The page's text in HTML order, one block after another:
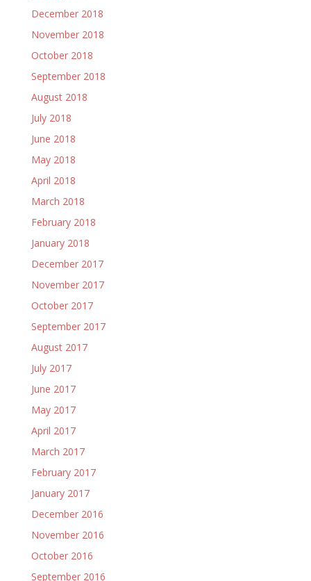
December 2018
November 2018
October 2018
September 2018
August 2018
July 2018
June 2018
May 2018
April 2018
March 2018
February 2018
January 2018
December 2017
November 2017
October 2017
September 2017
August 2017
July 2017
June 2017
May 2017
April 2017
March 2017
February 2017
January 2017
December 2016
November 2016
October 2016
September 2016